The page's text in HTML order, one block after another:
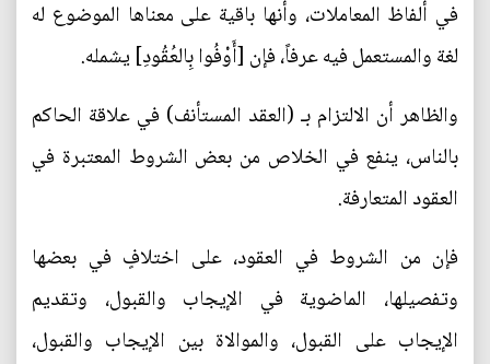
في ألفاظ المعاملات، وأنها باقية على معناها الموضوع له
لغة والمستعمل فيه عرفاً، فإن [أَوْفُوا بِالعُقُودِ] يشمله.
والظاهر أن الالتزام بـ (العقد المستأنف) في علاقة الحاكم
بالناس، ينفع في الخلاص من بعض الشروط المعتبرة في
العقود المتعارفة.
فإن من الشروط في العقود، على اختلافٍ في بعضها
وتفصيلها، الماضوية في الإيجاب والقبول، وتقديم
الإيجاب على القبول، والموالاة بين الإيجاب والقبول،